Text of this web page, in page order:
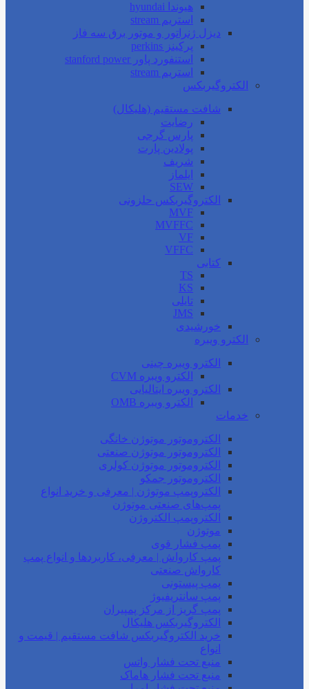
هیوندا hyundai
استریم stream
دیزل ژنراتور و موتور برق سه فاز
پرکینز perkins
استنفورد پاور stanford power
استریم stream
الکتروگیربکس
شافت مستقیم (هلیکال)
رضایت
پارس گرجی
پولادین پارت
شریف
ایلماز
SEW
الکتروگیربکس حلزونی
MVF
MVFFC
VF
VFFC
کتابی
TS
KS
تایلی
JMS
خورشیدی
الکترو ویبره
الکترو ویبره چینی
الکترو ویبره CVM
الکترو ویبره ایتالیایی
الکترو ویبره OMB
خدمات
الکتروموتور موتوژن خانگی
الکتروموتور موتوژن صنعتی
الکتروموتور موتوژن کولری
الکتروموتور جمکو
الکتروپمپ موتوژن | معرفی و خرید انواع
پمپ‌های صنعتی موتوژن
الکتروپمپ الکتروژن
موتوژن
پمپ فشار قوی
پمپ کارواش | معرفی، کاربردها و انواع پمپ
کارواش صنعتی
پمپ پیستونی
پمپ سانتریفیوژ
پمپ گریز از مرکز پمپیران
الکتروگیربکس هلیکال
خرید الکتروگیربکس شافت مستقیم | قیمت و
انواع
منبع تحت فشار واتس
منبع تحت فشار هاماک